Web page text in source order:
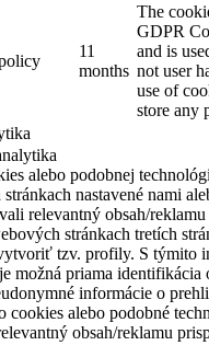
11
months
The
GDPR
and is
not user
use of
store any
alebo podobnej
nastavené nami
relevantný obsah/
stránkach tretích
tzv. profily. S týmito
možná priama identifikácia
informácie o
cookies alebo podobné
obsah/reklamu